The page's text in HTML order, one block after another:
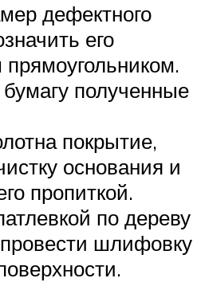
дефектного
его
полученные
покрытие,
основания и
пропиткой.
по дереву
шлифовку